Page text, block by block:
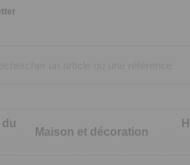
Maison et décoration